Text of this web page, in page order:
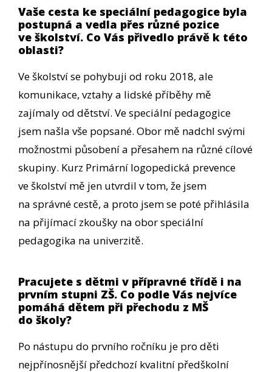
Vaše cesta ke speciální pedagogice byla
postupná a vedla přes různé pozice
ve školství. Co Vás přivedlo právě k této
oblasti?
Ve školství se pohybuji od roku 2018, ale
komunikace, vztahy a lidské příběhy mě
zajímaly od dětství. Ve speciální pedagogice
jsem našla vše popsané. Obor mě nadchl svými
možnostmi působení a přesahem na různé cílové
skupiny. Kurz Primární logopedická prevence
ve školství mě jen utvrdil v tom, že jsem
na správné cestě, a proto jsem se poté přihlásila
na přijímací zkoušky na obor speciální
pedagogika na univerzitě.
Pracujete s dětmi v přípravné třídě i na
prvním stupni ZŠ. Co podle Vás nejvíce
pomáhá dětem při přechodu z MŠ
do školy?
Po nástupu do prvního ročníku je pro děti
nejpřínosnější předchozí kvalitní předškolní